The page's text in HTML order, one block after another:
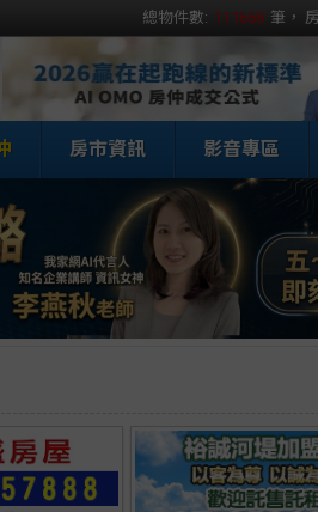
總物件數: 111668 筆，
房市資訊 影音專區